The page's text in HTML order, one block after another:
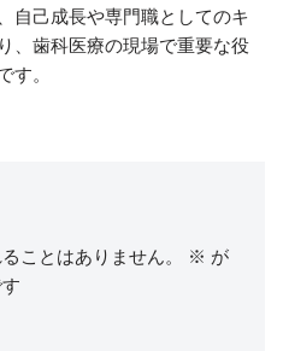
自己成長や専門職としてのキ
、歯科医療の現場で重要な役
す。
ことはありません。 ※ が